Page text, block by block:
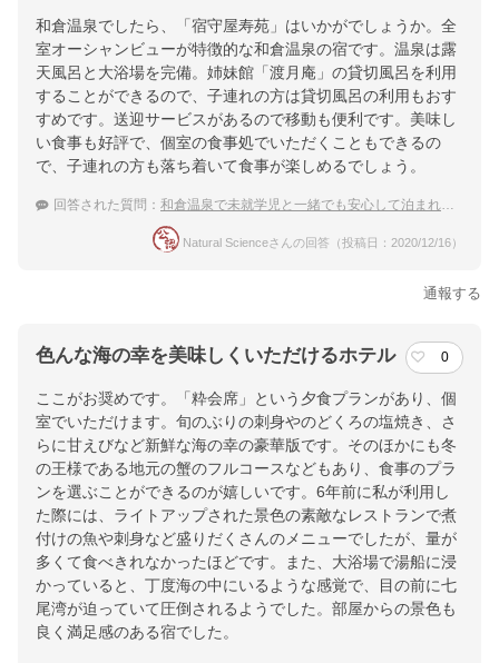
和倉温泉でしたら、「宿守屋寿苑」はいかがでしょうか。全
室オーシャンビューが特徴的な和倉温泉の宿です。温泉は露
天風呂と大浴場を完備。姉妹館「渡月庵」の貸切風呂を利用
することができるので、子連れの方は貸切風呂の利用もおす
すめです。送迎サービスがあるので移動も便利です。美味し
い食事も好評で、個室の食事処でいただくこともできるの
で、子連れの方も落ち着いて食事が楽しめるでしょう。
回答された質問： 和倉温泉で未就学児と一緒でも安心して泊まれる旅館はどこ？
Natural Scienceさんの回答（投稿日：2020/12/16）
通報する
色んな海の幸を美味しくいただけるホテル 0
ここがお奨めです。「粋会席」という夕食プランがあり、個
室でいただけます。旬のぶりの刺身やのどくろの塩焼き、さ
らに甘えびなど新鮮な海の幸の豪華版です。そのほかにも冬
の王様である地元の蟹のフルコースなどもあり、食事のプラ
ンを選ぶことができるのが嬉しいです。6年前に私が利用し
た際には、ライトアップされた景色の素敵なレストランで煮
付けの魚や刺身など盛りだくさんのメニューでしたが、量が
多くて食べきれなかったほどです。また、大浴場で湯船に浸
かっていると、丁度海の中にいるような感覚で、目の前に七
尾湾が迫っていて圧倒されるようでした。部屋からの景色も
良く満足感のある宿でした。